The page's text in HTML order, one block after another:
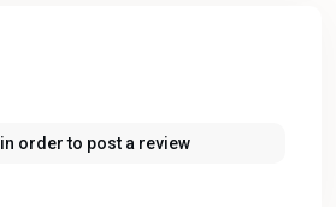
in order to post a review